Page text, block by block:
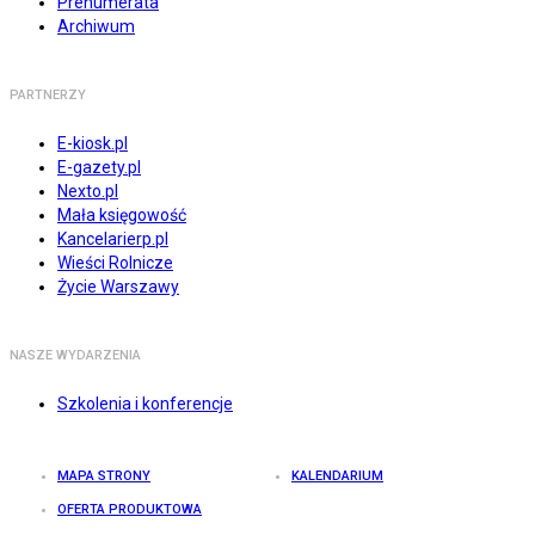
Archiwum
PARTNERZY
E-kiosk.pl
E-gazety.pl
Nexto.pl
Mała księgowość
Kancelarierp.pl
Wieści Rolnicze
Życie Warszawy
NASZE WYDARZENIA
Szkolenia i konferencje
MAPA STRONY KALENDARIUM
OFERTA PRODUKTOWA